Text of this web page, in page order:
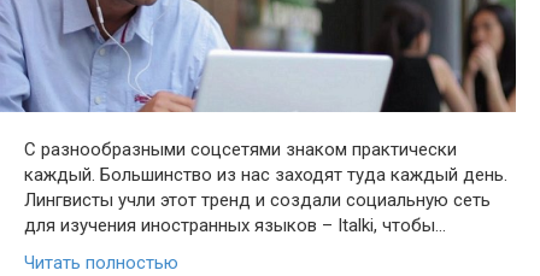
С разнообразными соцсетями знаком практически
каждый. Большинство из нас заходят туда каждый день.
Лингвисты учли этот тренд и создали социальную сеть
для изучения иностранных языков – Ital­ki, чтобы…
Читать полностью